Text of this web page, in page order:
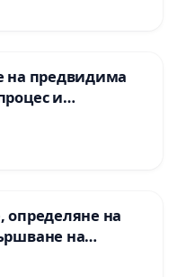
на предвидима
и
равнопоставено
на учениците от
определяне на
на